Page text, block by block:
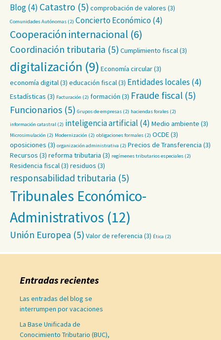
Blog(4) Catastro (5) comprobación de valores (3)
Comunidades Autónomas (2) Concierto Económico(4)
Cooperación internacional (6)
Coordinación tributaria (5) Cumplimiento fiscal(3)
digitalización (9) Economía circular(3)
economía digital(3) educación fiscal(3) Entidades locales (4)
Estadísticas (3) Facturación (2) formación (3) Fraude fiscal (5)
Funcionarios (5) Grupos de empresas (2) haciendas forales (2)
información catastral (2) inteligencia artificial (4) Medio ambiente (3)
Microsimulación (2) Modernización (2) obligaciones formales (2) OCDE(3)
oposiciones (3) organización administrativa (2) Precios de Transferencia (3)
Recursos (3) reforma tributaria (3) regímenes tributarios especiales (2)
Residencia fiscal(3) residuos (3)
responsabilidad tributaria (5)
Tribunales Económico-
Administrativos (12)
Unión Europea (5) Valor de referencia (3) Ética (2)
Entradas recientes
Las entradas del blog se
interrumpen por vacaciones
La Base Unificada de
Conocimiento Tributario (BUC),